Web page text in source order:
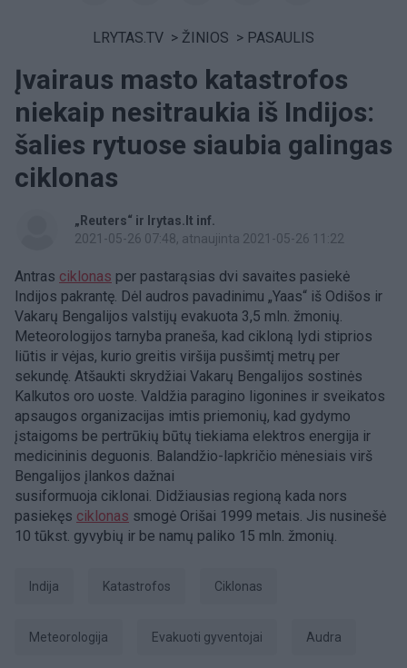
LRYTAS.TV > ŽINIOS > PASAULIS
Įvairaus masto katastrofos
niekaip nesitraukia iš Indijos:
šalies rytuose siaubia galingas
ciklonas
„Reuters“ ir lrytas.lt inf.
2021-05-26 07:48, atnaujinta 2021-05-26 11:22
Antras ciklonas per pastarąsias dvi savaites pasiekė
Indijos pakrantę. Dėl audros pavadinimu „Yaas“ iš Odišos ir
Vakarų Bengalijos valstijų evakuota 3,5 mln. žmonių.
Meteorologijos tarnyba praneša, kad cikloną lydi stiprios
liūtis ir vėjas, kurio greitis viršija pusšimtį metrų per
sekundę. Atšaukti skrydžiai Vakarų Bengalijos sostinės
Kalkutos oro uoste. Valdžia paragino ligonines ir sveikatos
apsaugos organizacijas imtis priemonių, kad gydymo
įstaigoms be pertrūkių būtų tiekiama elektros energija ir
medicininis deguonis. Balandžio-lapkričio mėnesiais virš
Bengalijos įlankos dažnai
susiformuoja ciklonai. Didžiausias regioną kada nors
pasiekęs ciklonas smogė Orišai 1999 metais. Jis nusinešė
10 tūkst. gyvybių ir be namų paliko 15 mln. žmonių.
Indija katastrofos ciklonas
meteorologija evakuoti gyventojai Audra